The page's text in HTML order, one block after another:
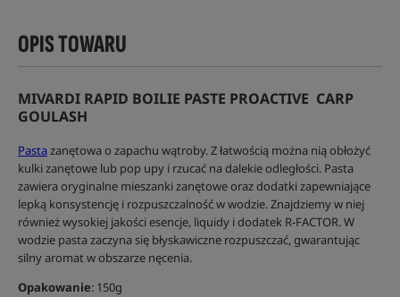
OPIS TOWARU
MIVARDI RAPID BOILIE PASTE PROACTIVE CARP
GOULASH
Pastazanętowa o zapachu wątroby. Z łatwością można nią obłożyć
kulki zanętowe lub pop upy i rzucać na dalekie odległości. Pasta
zawiera oryginalne mieszanki zanętowe oraz dodatki zapewniające
lepką konsystencję i rozpuszczalność w wodzie. Znajdziemy w niej
również wysokiej jakości esencje, liquidy i dodatek R-FACTOR. W
wodzie pasta zaczyna się błyskawiczne rozpuszczać, gwarantując
silny aromat w obszarze nęcenia.
Opakowanie: 150g